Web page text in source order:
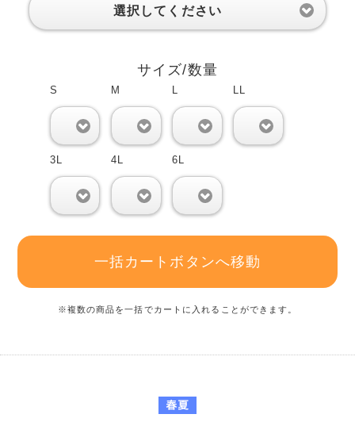
選択してください
サイズ/数量
S M L LL
3L 4L 6L
一括カートボタンへ移動
※複数の商品を一括でカートに入れることができます。